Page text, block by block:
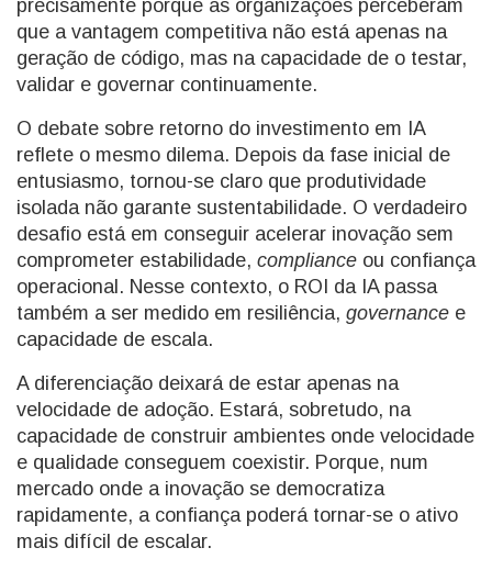
precisamente porque as organizações perceberam
que a vantagem competitiva não está apenas na
geração de código, mas na capacidade de o testar,
validar e governar continuamente.
O debate sobre retorno do investimento em IA
reflete o mesmo dilema. Depois da fase inicial de
entusiasmo, tornou-se claro que produtividade
isolada não garante sustentabilidade. O verdadeiro
desafio está em conseguir acelerar inovação sem
comprometer estabilidade, compliance ou confiança
operacional. Nesse contexto, o ROI da IA passa
também a ser medido em resiliência, governance e
capacidade de escala.
A diferenciação deixará de estar apenas na
velocidade de adoção. Estará, sobretudo, na
capacidade de construir ambientes onde velocidade
e qualidade conseguem coexistir. Porque, num
mercado onde a inovação se democratiza
rapidamente, a confiança poderá tornar-se o ativo
mais difícil de escalar.